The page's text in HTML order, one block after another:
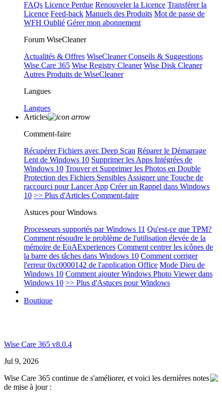
FAQs Licence Perdue Renouveler la Licence Transférer la
Licence Feed-back Manuels des Produits Mot de passe de
WFH Oublié Gérer mon abonnement
Forum WiseCleaner
Actualités & Offres WiseCleaner Conseils & Suggestions
Wise Care 365 Wise Registry Cleaner Wise Disk Cleaner
Autres Produits de WiseCleaner
Langues
Langues
Articles
Comment-faire
Récupérer Fichiers avec Deep Scan Réparer le Démarrage
Lent de Windows 10 Supprimer les Apps Intégrées de
Windows 10 Trouver et Supprimer les Photos en Double
Protection des Fichiers Sensibles Assigner une Touche de
raccourci pour Lancer App Créer un Rappel dans Windows
10 >> Plus d'Articles Comment-faire
Astuces pour Windows
Processeurs supportés par Windows 11 Qu'est-ce que TPM?
Comment résoudre le problème de l'utilisation élevée de la
mémoire de EoAExperiences Comment centrer les icônes de
la barre des tâches dans Windows 10 Comment corriger
l'erreur 0xc0000142 de l'application Office Mode Dieu de
Windows 10 Comment ajouter Windows Photo Viewer dans
Windows 10 >> Plus d'Astuces pour Windows
Boutique
Wise Care 365 v8.0.4
Jul 9, 2026
Wise Care 365 continue de s'améliorer, et voici les dernières notes
de mise à jour :